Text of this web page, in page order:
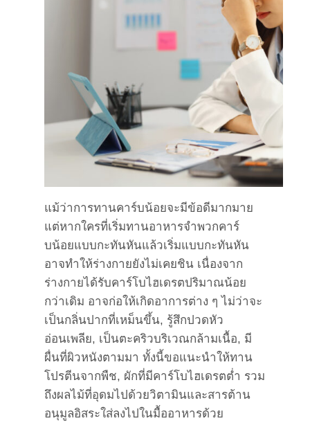
แม้ว่าการทานคาร์บน้อยจะมีข้อดีมากมาย
แต่หากใครที่เริ่มทานอาหารจำพวกคาร์
บน้อยแบบกะทันหันแล้วเริ่มแบบกะทันหัน
อาจทำให้ร่างกายยังไม่เคยชิน เนื่องจาก
ร่างกายได้รับคาร์โบไฮเดรตปริมาณน้อย
กว่าเดิม อาจก่อให้เกิดอาการต่าง ๆ ไม่ว่าจะ
เป็นกลิ่นปากที่เหม็นขึ้น, รู้สึกปวดหัว
อ่อนเพลีย, เป็นตะคริวบริเวณกล้ามเนื้อ, มี
ผื่นที่ผิวหนังตามมา ทั้งนี้ขอแนะนำให้ทาน
โปรตีนจากพืช, ผักที่มีคาร์โบไฮเดรตต่ำ รวม
ถึงผลไม้ที่อุดมไปด้วยวิตามินและสารต้าน
อนุมูลอิสระใส่ลงไปในมื้ออาหารด้วย